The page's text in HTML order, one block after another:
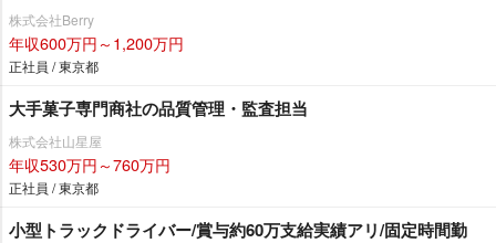
株式会社Berry
年収600万円～1,200万円
正社員 / 東京都
大手菓子専門商社の品質管理・監査担当
株式会社山星屋
年収530万円～760万円
正社員 / 東京都
小型トラックドライバー/賞与約60万支給実績アリ/固定時間勤